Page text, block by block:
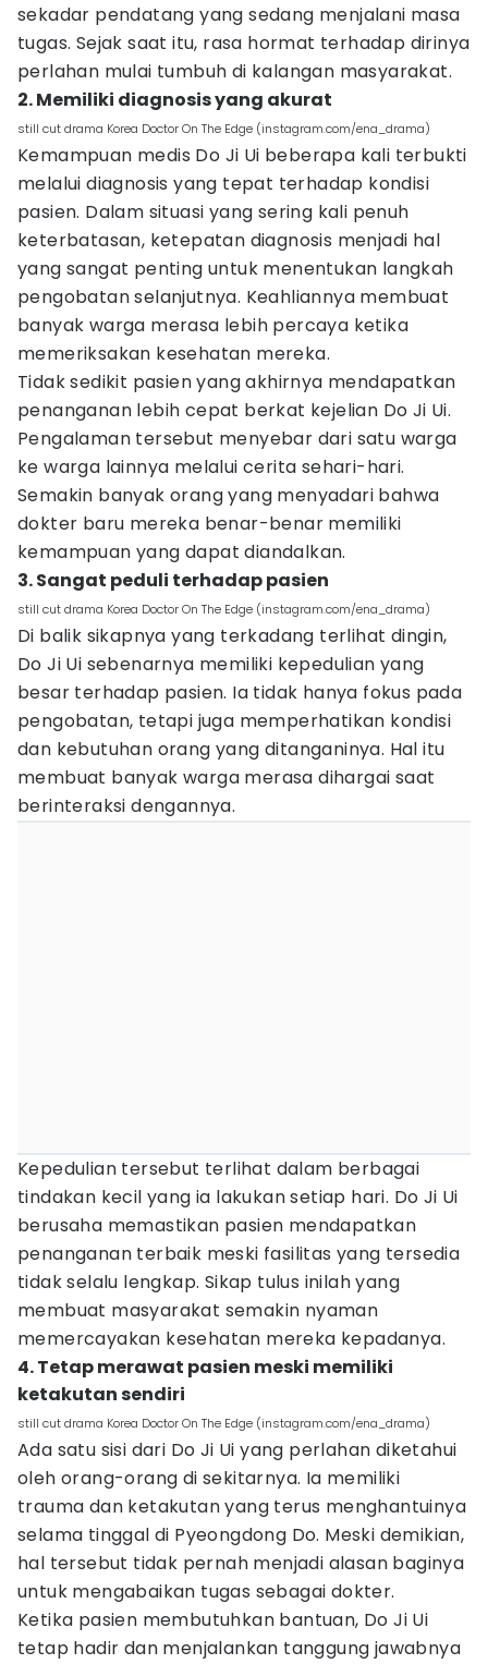
sekadar pendatang yang sedang menjalani masa
tugas. Sejak saat itu, rasa hormat terhadap dirinya
perlahan mulai tumbuh di kalangan masyarakat.
2. Memiliki diagnosis yang akurat
still cut drama Korea Doctor On The Edge (instagram.com/ena_drama)
Kemampuan medis Do Ji Ui beberapa kali terbukti
melalui diagnosis yang tepat terhadap kondisi
pasien. Dalam situasi yang sering kali penuh
keterbatasan, ketepatan diagnosis menjadi hal
yang sangat penting untuk menentukan langkah
pengobatan selanjutnya. Keahliannya membuat
banyak warga merasa lebih percaya ketika
memeriksakan kesehatan mereka.
Tidak sedikit pasien yang akhirnya mendapatkan
penanganan lebih cepat berkat kejelian Do Ji Ui.
Pengalaman tersebut menyebar dari satu warga
ke warga lainnya melalui cerita sehari-hari.
Semakin banyak orang yang menyadari bahwa
dokter baru mereka benar-benar memiliki
kemampuan yang dapat diandalkan.
3. Sangat peduli terhadap pasien
still cut drama Korea Doctor On The Edge (instagram.com/ena_drama)
Di balik sikapnya yang terkadang terlihat dingin,
Do Ji Ui sebenarnya memiliki kepedulian yang
besar terhadap pasien. Ia tidak hanya fokus pada
pengobatan, tetapi juga memperhatikan kondisi
dan kebutuhan orang yang ditanganinya. Hal itu
membuat banyak warga merasa dihargai saat
berinteraksi dengannya.
Kepedulian tersebut terlihat dalam berbagai
tindakan kecil yang ia lakukan setiap hari. Do Ji Ui
berusaha memastikan pasien mendapatkan
penanganan terbaik meski fasilitas yang tersedia
tidak selalu lengkap. Sikap tulus inilah yang
membuat masyarakat semakin nyaman
memercayakan kesehatan mereka kepadanya.
4. Tetap merawat pasien meski memiliki
ketakutan sendiri
still cut drama Korea Doctor On The Edge (instagram.com/ena_drama)
Ada satu sisi dari Do Ji Ui yang perlahan diketahui
oleh orang-orang di sekitarnya. Ia memiliki
trauma dan ketakutan yang terus menghantuinya
selama tinggal di Pyeongdong Do. Meski demikian,
hal tersebut tidak pernah menjadi alasan baginya
untuk mengabaikan tugas sebagai dokter.
Ketika pasien membutuhkan bantuan, Do Ji Ui
tetap hadir dan menjalankan tanggung jawabnya